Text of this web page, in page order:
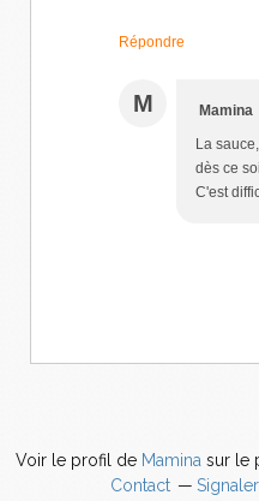
Répondre
M Mamina
La
dès ce
C'est
Voir le profil de Mamina sur le
Contact